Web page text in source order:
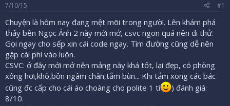
u
7/10/15 #1
Chuyện là hôm nay đang mệt mõi trong người. Lên khám phá
thấy bên Ngọc Ánh 2 này mới mở, csvc ngon quá nên đi thử.
Gọi ngay cho sếp xin cái code ngay. Tìm đường cũng dễ nên
gặp cái phi vào luôn.
CSVC: ở đây mới mở nên mảng này khá tốt, lại đẹp, có phòng
xông hơi,khô,bồn ngâm chân,tắm bùn... Khi tắm xong các bác
cũng đc cấp cho cái áo choàng cho polite 1 tí
) đánh giá:
8/10.